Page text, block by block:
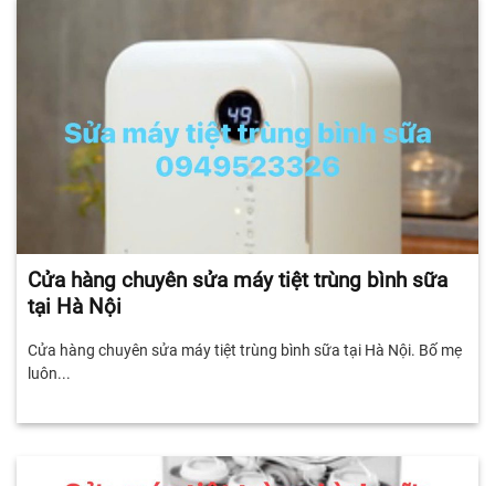
Cửa hàng chuyên sửa máy tiệt trùng bình sữa
tại Hà Nội
Cửa hàng chuyên sửa máy tiệt trùng bình sữa tại Hà Nội. Bố mẹ
luôn...